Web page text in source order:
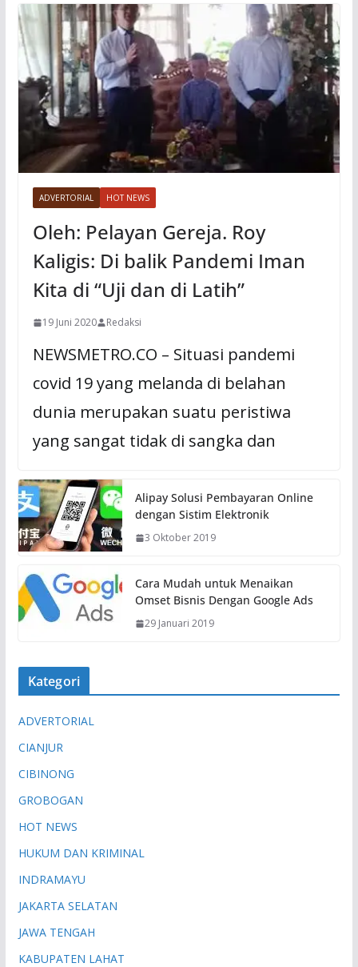
ADVERTORIAL HOT NEWS
Oleh: Pelayan Gereja. Roy
Kaligis: Di balik Pandemi Iman
Kita di “Uji dan di Latih”
19 Juni 2020 Redaksi
NEWSMETRO.CO – Situasi pandemi
covid 19 yang melanda di belahan
dunia merupakan suatu peristiwa
yang sangat tidak di sangka dan
Alipay Solusi Pembayaran Online
dengan Sistim Elektronik
3 Oktober 2019
Cara Mudah untuk Menaikan
Omset Bisnis Dengan Google Ads
29 Januari 2019
Kategori
ADVERTORIAL
CIANJUR
CIBINONG
GROBOGAN
HOT NEWS
HUKUM DAN KRIMINAL
INDRAMAYU
JAKARTA SELATAN
JAWA TENGAH
KABUPATEN LAHAT